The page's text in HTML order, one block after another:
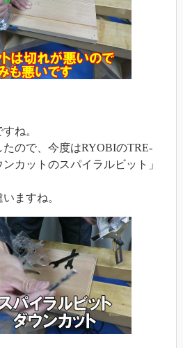
ね。
ので、今度はRYOBIのTRE-
カットのスパイラルビット」
ますね。